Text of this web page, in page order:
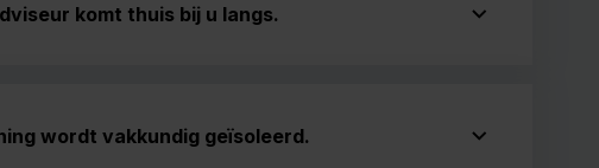
komt thuis bij u langs.
wordt vakkundig geïsoleerd.